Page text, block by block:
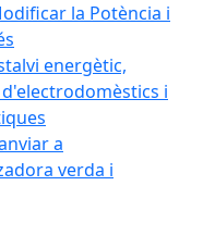
la Potència i
energètic,
i
a
verda i